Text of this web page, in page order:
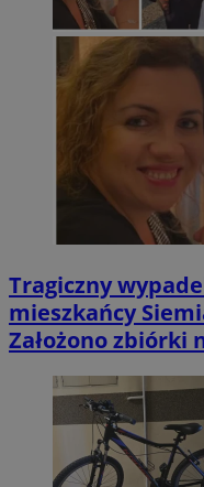
Tragiczny
mieszkańcy
Założono zbiórki